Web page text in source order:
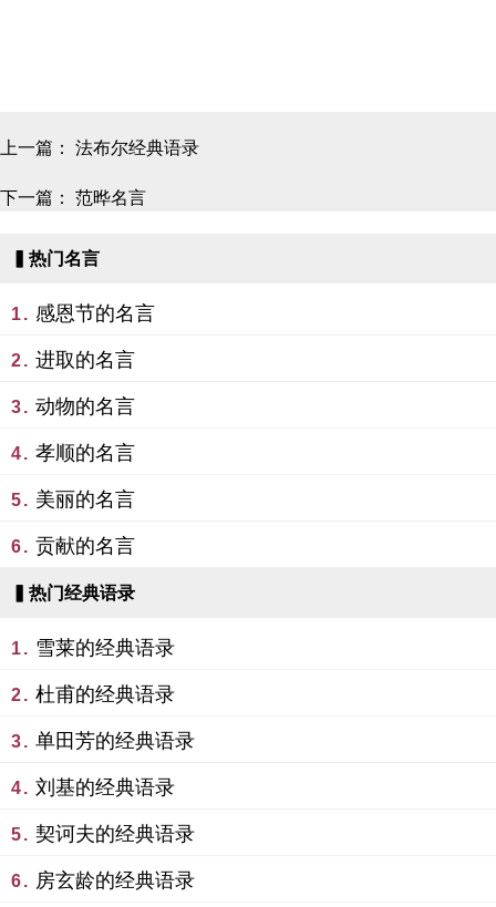
上一篇： 法布尔经典语录
下一篇： 范晔名言
▍热门名言
1. 感恩节的名言
2. 进取的名言
3. 动物的名言
4. 孝顺的名言
5. 美丽的名言
6. 贡献的名言
▍热门经典语录
1. 雪莱的经典语录
2. 杜甫的经典语录
3. 单田芳的经典语录
4. 刘基的经典语录
5. 契诃夫的经典语录
6. 房玄龄的经典语录